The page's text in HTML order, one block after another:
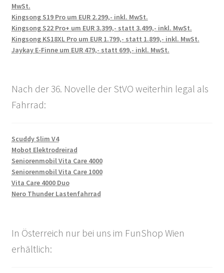
MwSt.
Kingsong S19 Pro um EUR 2.299,- inkl. MwSt.
Kingsong S22 Pro+ um EUR 3.399,- statt 3.499,- inkl. MwSt.
Kingsong KS18XL Pro um EUR 1.799,- statt 1.899,- inkl. MwSt.
Jaykay E-Finne um EUR 479,- statt 699,- inkl. MwSt.
Nach der 36. Novelle der StVO weiterhin legal als
Fahrrad:
Scuddy Slim V4
Mobot Elektrodreirad
Seniorenmobil Vita Care 4000
Seniorenmobil Vita Care 1000
Vita Care 4000 Duo
Nero Thunder Lastenfahrrad
In Österreich nur bei uns im FunShop Wien
erhältlich: